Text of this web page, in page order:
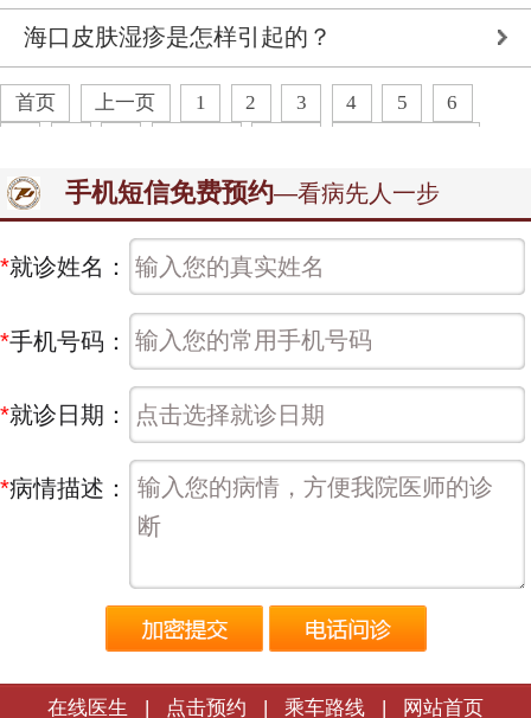
海口皮肤湿疹是怎样引起的？
首页 上一页 1 2 3 4 5
6
手机短信免费预约—看病先人一步
*就诊姓名：
*手机号码：
*就诊日期：
*病情描述：
在线医生 点击预约 乘车路线 网站首页